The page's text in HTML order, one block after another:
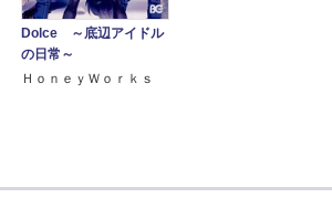
Dolce ～底辺アイドル
の日常～
ＨｏｎｅｙＷｏｒｋｓ